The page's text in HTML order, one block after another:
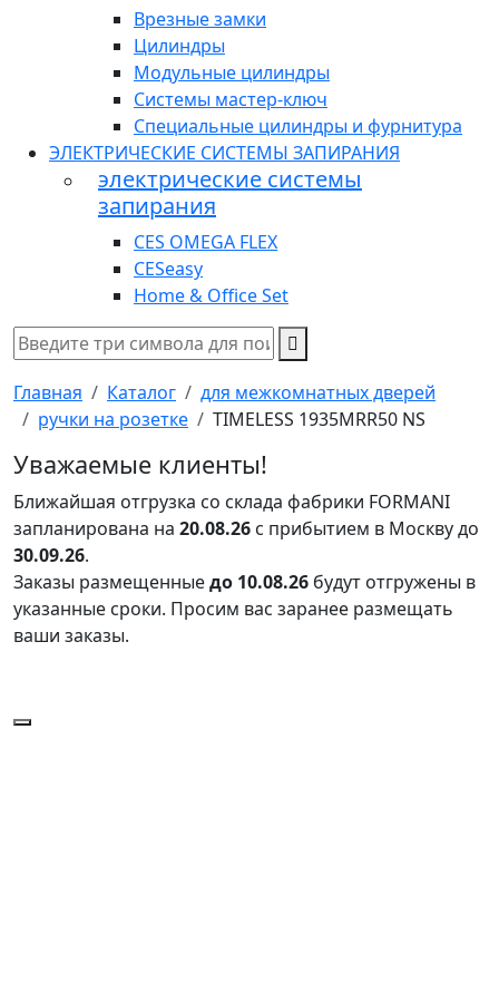
Врезные замки
Цилиндры
Модульные цилиндры
Системы мастер-ключ
Специальные цилиндры и фурнитура
ЭЛЕКТРИЧЕСКИЕ СИСТЕМЫ ЗАПИРАНИЯ
электрические системы
запирания
CES OMEGA FLEX
CESeasy
Home & Office Set
Главная Каталог
для межкомнатных дверей
ручки на розетке
TIMELESS 1935MRR50 NS
Уважаемые клиенты!
Ближайшая отгрузка со склада фабрики FORMANI
запланирована на 20.08.26 с прибытием в Москву до
30.09.26.
Заказы размещенныедо 10.08.26 будут отгружены в
указанные сроки. Просим вас заранее размещать
ваши заказы.